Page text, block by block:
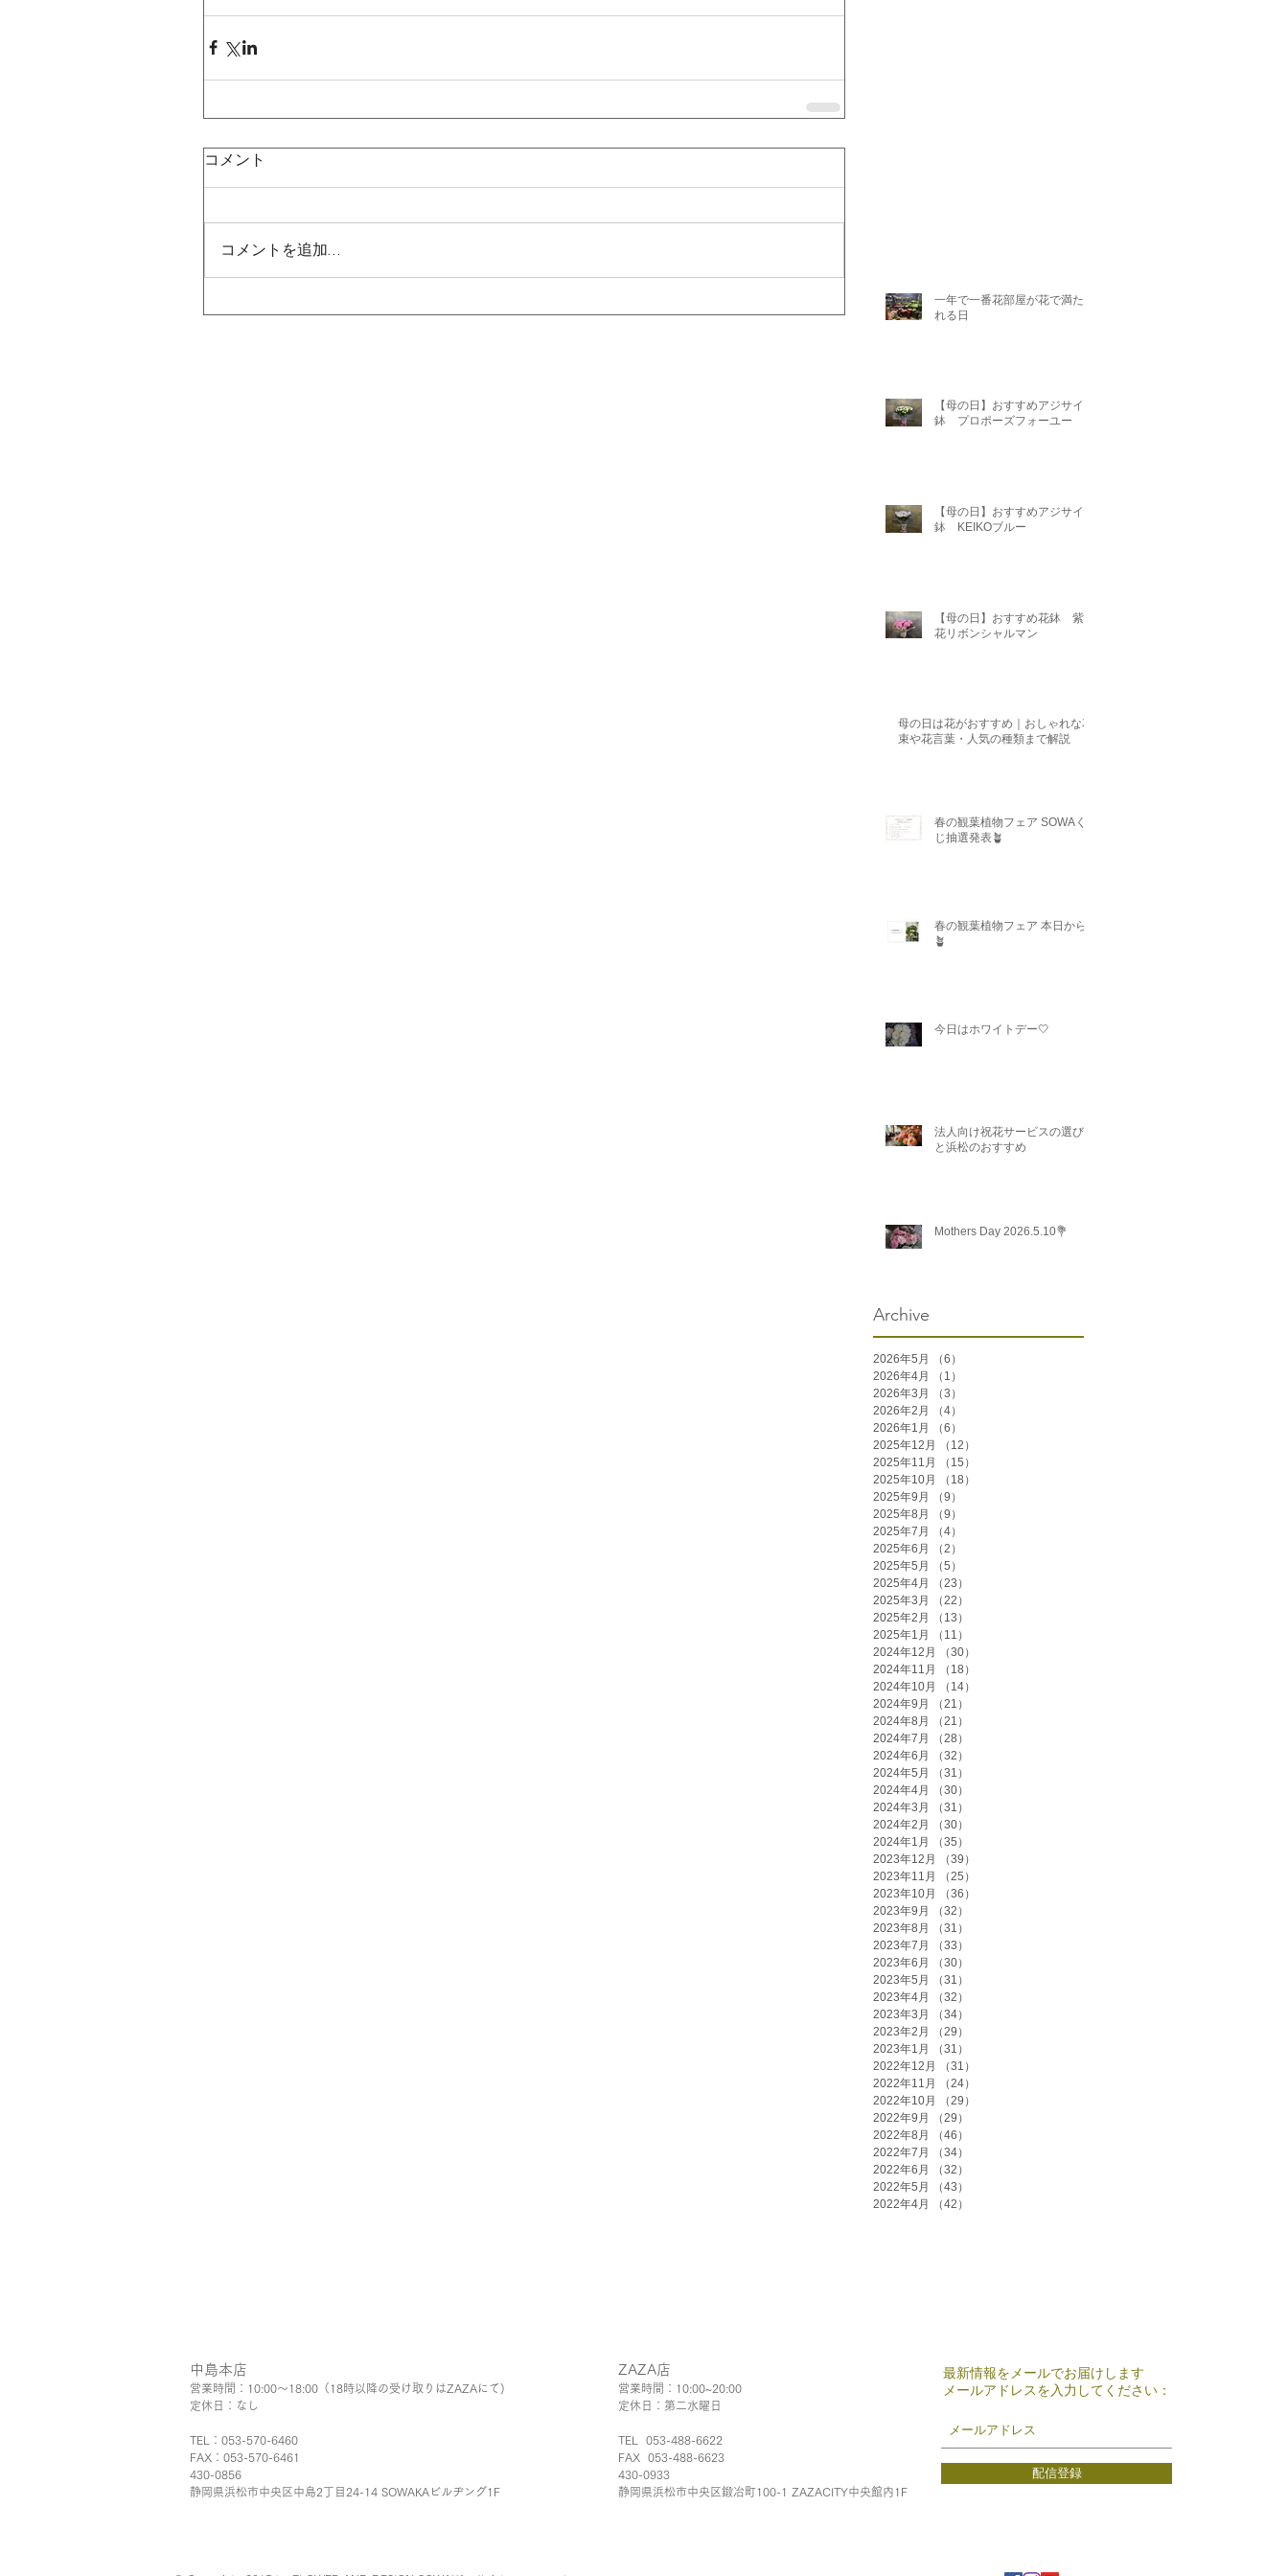
コメント
コメントを追加…
一年で一番花部屋が花で満たさ
れる日
【母の日】おすすめアジサイ
鉢 プロポーズフォーユー
【母の日】おすすめアジサイ
鉢 KEIKOブルー
【母の日】おすすめ花鉢 紫陽
花リボンシャルマン
母の日は花がおすすめ｜おしゃれな花
束や花言葉・人気の種類まで解説
春の観葉植物フェア SOWAく
じ抽選発表🪴
春の観葉植物フェア 本日から
🪴
今日はホワイトデー🤍
法人向け祝花サービスの選び方
と浜松のおすすめ
Mothers Day 2026.5.10💐
Archive
2026年5月 （6）
2026年4月
（1）
2026年3月
（3）
2026年2月
（4）
2026年1月
（6）
2025年12月
（12）
2025年11月
（15）
2025年10月
（18）
2025年9月
（9）
2025年8月
（9）
2025年7月
（4）
2025年6月
（2）
2025年5月
（5）
2025年4月
（23）
2025年3月
（22）
2025年2月
（13）
2025年1月
（11）
2024年12月
（30）
2024年11月
（18）
2024年10月
（14）
2024年9月
（21）
2024年8月
（21）
2024年7月
（28）
2024年6月
（32）
2024年5月
（31）
2024年4月
（30）
2024年3月
（31）
2024年2月
（30）
2024年1月
（35）
2023年12月
（39）
2023年11月
（25）
2023年10月
（36）
2023年9月
（32）
2023年8月
（31）
2023年7月
（33）
2023年6月
（30）
2023年5月
（31）
2023年4月
（32）
2023年3月
（34）
2023年2月
（29）
2023年1月
（31）
2022年12月
（31）
2022年11月
（24）
2022年10月
（29）
2022年9月
（29）
2022年8月
（46）
2022年7月
（34）
2022年6月
（32）
2022年5月
（43）
2022年4月
（42）
中島本店
営業時間：10:00〜18:00（18時以降の受け取りはZAZAにて)
​定休日：なし
TEL：053-570-6460
FAX：053-570-6461
430-0856
静岡県浜松市中央区中島2丁目24-14 SOWAKAビルヂング1F
ZAZA店
営業時間：10:00~20:00
定休日：第二水曜日
TEL 053-488-6622
FAX 053-488-6623
430-0933
静岡県浜松市中​央 区鍛冶町100-1 ZAZACITY中央館内1F
最新情報をメールでお届けします
メールアドレスを入力してください：
配信登録